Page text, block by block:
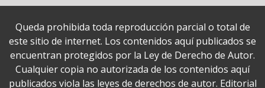
Queda prohibida toda reproducción parcial o total de
este sitio de internet. Los contenidos aquí publicados se
encuentran protegidos por la Ley de Derecho de Autor.
Cualquier copia no autorizada de los contenidos aquí
publicados viola las leyes de derechos de autor. Editorial